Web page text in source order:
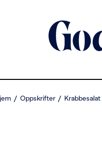
Oppskrifter